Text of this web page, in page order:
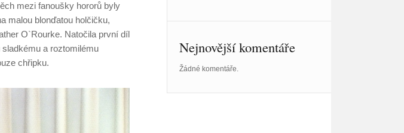
mezi fanoušky hororů byly
malou blonďatou holčičku,
O`Rourke. Natočila první díl
a roztomilému
chřipku.
Nejnovější komentáře
Žádné komentáře.